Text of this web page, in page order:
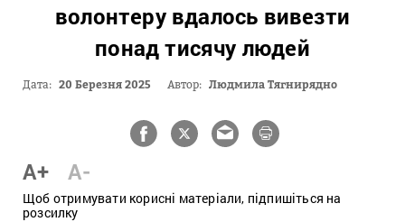
волонтеру вдалось вивезти
понад тисячу людей
Дата: 20 Березня 2025 Автор: Людмила Тягнирядно
A+ A-
Щоб отримувати корисні матеріали, підпишіться на
розсилку